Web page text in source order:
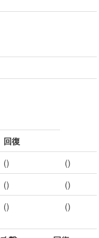
回復
()
()
()
()
() ()